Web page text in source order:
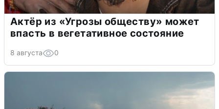
Актёр из «Угрозы обществу» может
впасть в вегетативное состояние
8 августа 0